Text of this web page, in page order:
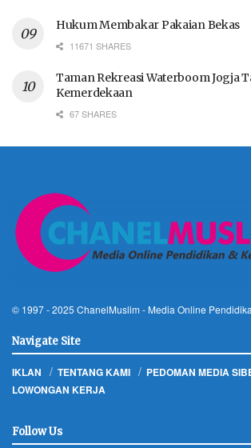
Hukum Membakar Pakaian Bekas
11671 SHARES
Taman Rekreasi Waterboom Jogja
Kemerdekaan
67 SHARES
© 1997 - 2025 ChanelMuslim - Media Online
Navigate Site
IKLAN TENTANG KAMI PEDOMAN MEDIA
LOWONGAN KERJA
Follow Us